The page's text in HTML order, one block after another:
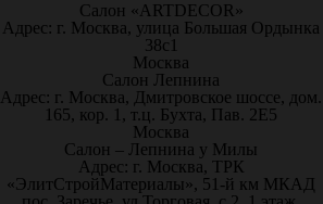
Салон «ARTDECOR»
Адрес: г. Москва, улица Большая Ордынка
38с1
Москва
Салон Лепнина
Адрес: г. Москва, Дмитровское шоссе, дом.
165, кор. 1, т.ц. Бухта, Пав. 2Е5
Москва
Салон – Лепнина у Милы
Адрес: г. Москва, ТРК
«ЭлитСтройМатериалы», 51-й км МКАД